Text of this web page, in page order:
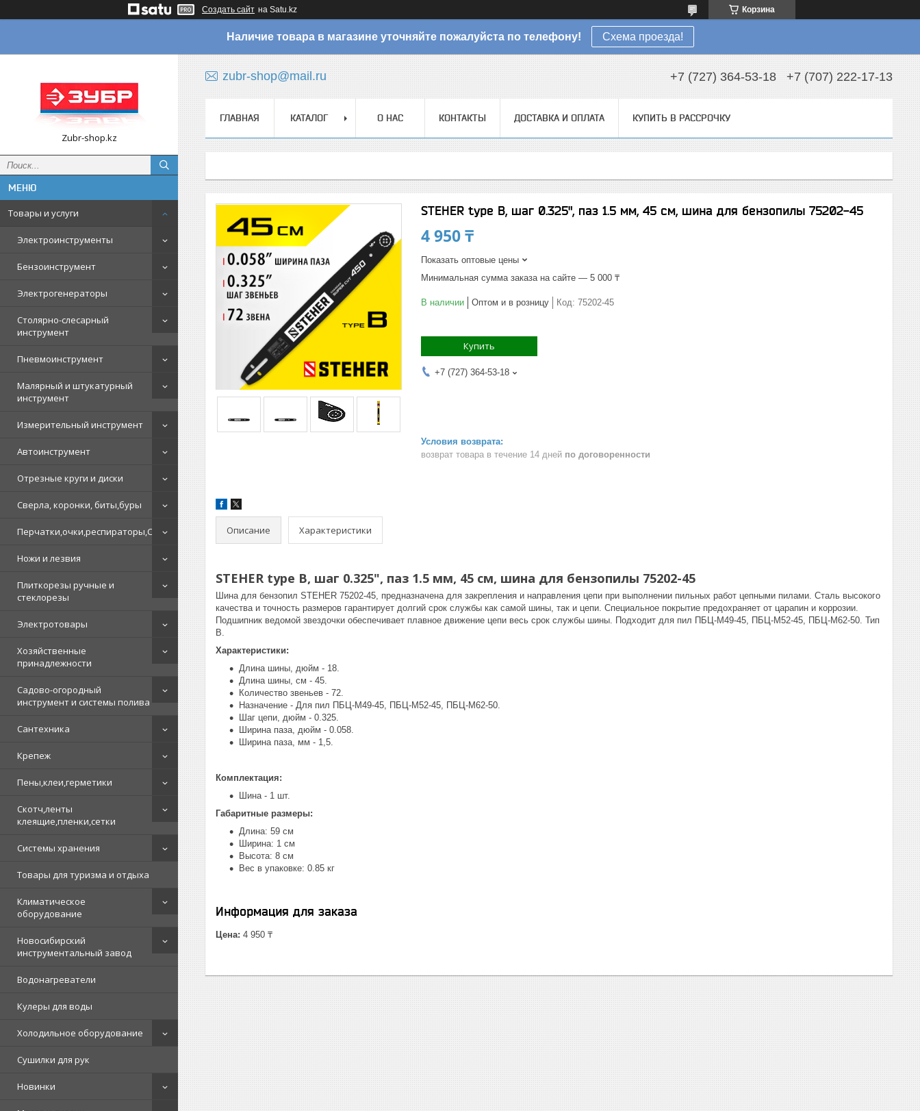
Создать сайт на Satu.kz Корзина
Наличие товара в магазине уточняйте пожалуйста по телефону! Схема проезда!
Zubr-shop.kz
Товары и услуги
Электроинструменты
Бензоинструмент
Электрогенераторы
Столярно-слесарный
инструмент
Пневмоинструмент
Малярный и штукатурный
инструмент
Измерительный инструмент
Автоинструмент
Отрезные круги и диски
Сверла, коронки, биты,буры
Перчатки,очки,респираторы,СИЗ
Ножи и лезвия
Плиткорезы ручные и
стеклорезы
Электротовары
Хозяйственные
принадлежности
Садово-огородный
инструмент и системы полива
Сантехника
Крепеж
Пены,клеи,герметики
Скотч,ленты
клеящие,пленки,сетки
Системы хранения
Товары для туризма и отдыха
Климатическое
оборудование
Новосибирский
инструментальный завод
Водонагреватели
Кулеры для воды
Холодильное оборудование
Сушилки для рук
Новинки
zubr-shop@mail.ru +7 (727) 364-53-18 +7 (707) 222-17-13
ГЛАВНАЯ КАТАЛОГ О НАС КОНТАКТЫ ДОСТАВКА И ОПЛАТА КУПИТЬ В РАССРОЧКУ
STEHER type B, шаг 0.325", паз 1.5 мм, 45 см, шина для бензопилы 75202-45
4 950 ₸
Показать оптовые цены
Минимальная сумма заказа на сайте — 5 000 ₸
В наличии Оптом и в розницу Код: 75202-45
Купить
+7 (727) 364-53-18
возврат товара в течение 14 дней по договоренности
Описание Характеристики
STEHER type B, шаг 0.325", паз 1.5 мм, 45 см, шина для бензопилы 75202-45
Шина для бензопил STEHER 75202-45, предназначена для закрепления и направления цепи при выполнении пильных работ цепными пилами. Сталь высокого
качества и точность размеров гарантирует долгий срок службы как самой шины, так и цепи. Специальное покрытие предохраняет от царапин и коррозии.
Подшипник ведомой звездочки обеспечивает плавное движение цепи весь срок службы шины. Подходит для пил ПБЦ-М49-45, ПБЦ-М52-45, ПБЦ-М62-50. Тип
B.
Характеристики:
Длина шины, дюйм - 18.
Длина шины, см - 45.
Количество звеньев - 72.
Назначение - Для пил ПБЦ-М49-45, ПБЦ-М52-45, ПБЦ-М62-50.
Шаг цепи, дюйм - 0.325.
Ширина паза, дюйм - 0.058.
Ширина паза, мм - 1,5.
Комплектация:
Шина - 1 шт.
Габаритные размеры:
Длина: 59 см
Ширина: 1 см
Высота: 8 см
Вес в упаковке: 0.85 кг
Информация для заказа
Цена: 4 950 ₸